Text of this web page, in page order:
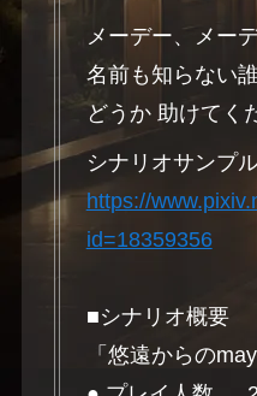
メーデー、メーデ
名前も知らない
どうか 助けてく
シナリオサンプ
https://
id=18359356
■シナリオ概要
「悠遠からの